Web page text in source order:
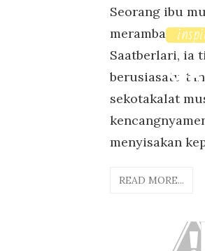
Seorang ibu
merambatdi
Saatberlari, ia
berusiasatu
sekotakalat
menyisakan
READ MORE...